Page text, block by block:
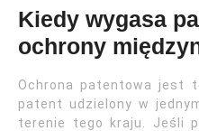
Kiedy wygasa
ochrony
Ochrona patentowa jest
patent udzielony w
terenie tego kraju. Jeśli